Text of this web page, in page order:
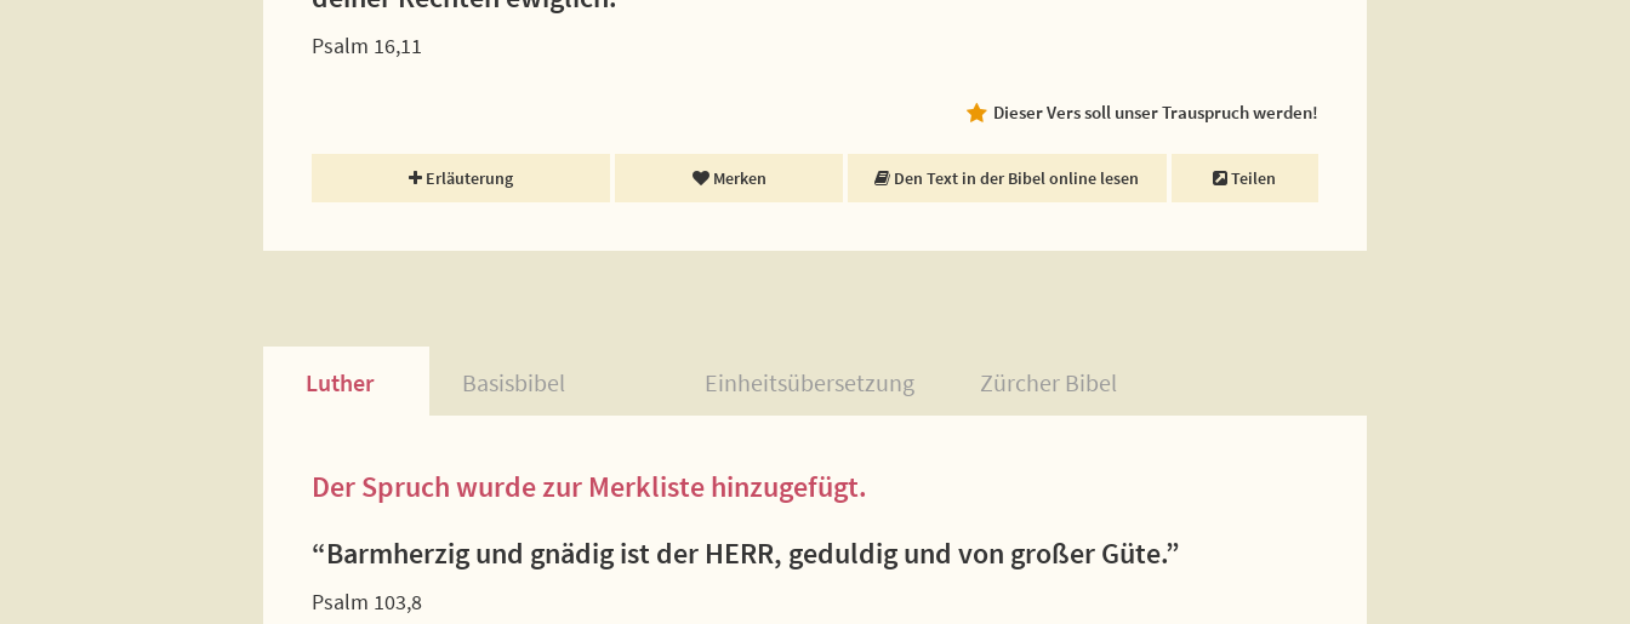
Psalm 16,11
Dieser Vers soll unser Trauspruch werden!
Erläuterung Merken Den Text in der Bibel online lesen Teilen
Luther Basisbibel Einheitsübersetzung Zürcher Bibel
Der Spruch wurde zur Merkliste hinzugefügt.
“Barmherzig und gnädig ist der HERR, geduldig und von großer Güte.”
Psalm 103,8